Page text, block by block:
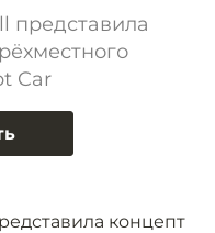
представила
Car
концепт